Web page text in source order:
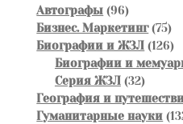
товара
Автографы 9696
товаров
Бизнес. Маркетинг 7575
Биографии и ЖЗЛ 126126
Биографии и
Серия ЖЗЛ 3232
товара
География и
Гуманитарные науки